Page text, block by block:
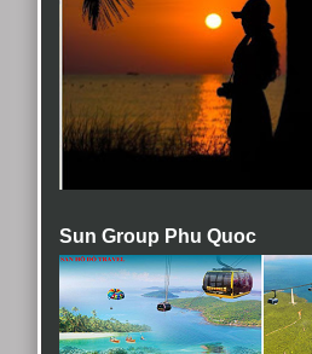
Sun Group Phu Quoc